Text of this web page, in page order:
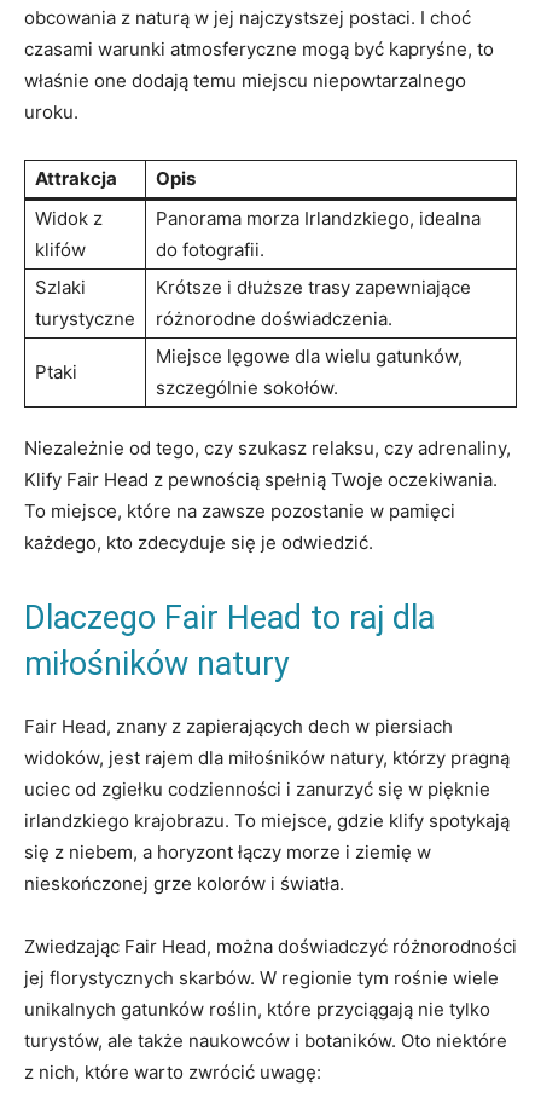
obcowania z naturą w jej najczystszej postaci. I choć
czasami warunki atmosferyczne mogą być kapryśne, to
właśnie one dodają temu miejscu niepowtarzalnego
uroku.
Attrakcja
Opis
Widok z
klifów
Panorama morza Irlandzkiego, idealna
do fotografii.
Szlaki
turystyczne
Krótsze i dłuższe trasy zapewniające
różnorodne doświadczenia.
Ptaki
Miejsce lęgowe dla wielu gatunków,
szczególnie sokołów.
Niezależnie od tego, czy szukasz relaksu, czy adrenaliny,
Klify Fair Head z pewnością spełnią Twoje oczekiwania.
To miejsce, które na zawsze pozostanie w pamięci
każdego, kto zdecyduje się je odwiedzić.
Dlaczego Fair Head to raj dla
miłośników natury
Fair Head, znany z zapierających dech w piersiach
widoków, jest rajem dla miłośników natury, którzy pragną
uciec od zgiełku codzienności i zanurzyć się w pięknie
irlandzkiego krajobrazu. To miejsce, gdzie klify spotykają
się z niebem, a horyzont łączy morze i ziemię w
nieskończonej grze kolorów i światła.
Zwiedzając Fair Head, można doświadczyć różnorodności
jej florystycznych skarbów. W regionie tym rośnie wiele
unikalnych gatunków roślin, które przyciągają nie tylko
turystów, ale także naukowców i botaników. Oto niektóre
z nich, które warto zwrócić uwagę: